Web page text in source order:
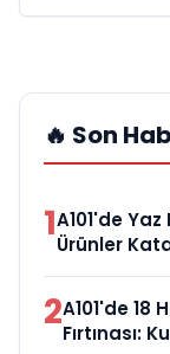
🔥 Son
1A101'de
Ürünler
2A101'de 18
Fırtınası: